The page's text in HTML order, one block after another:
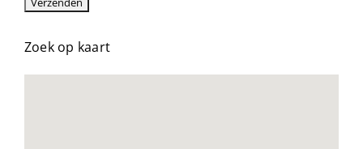
Zoek op kaart